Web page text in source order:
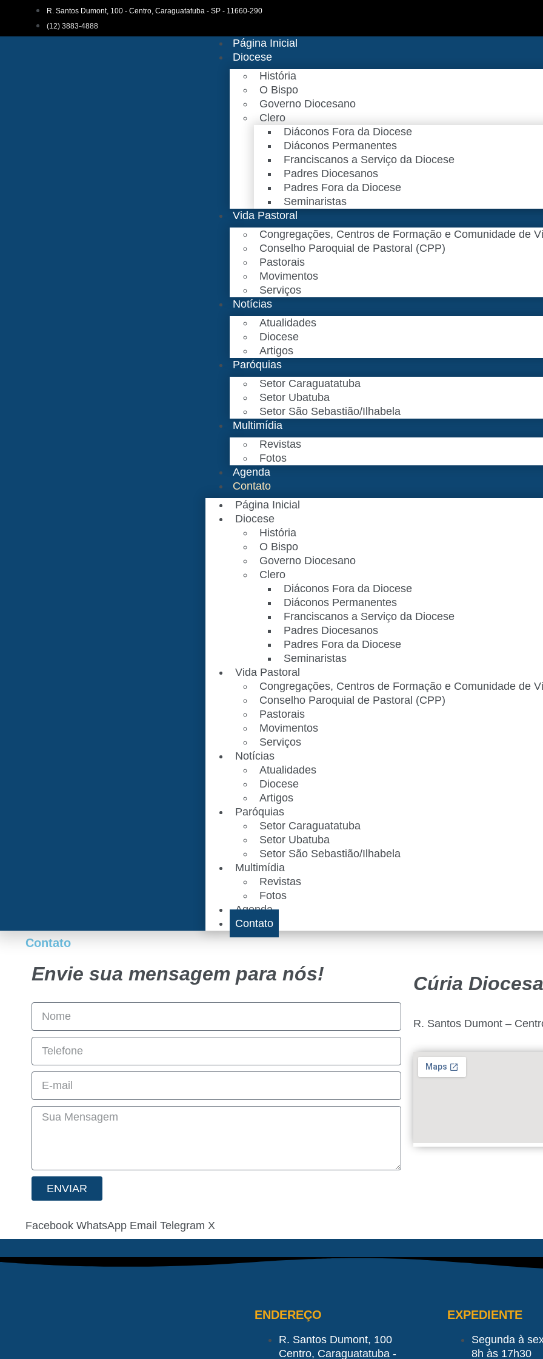
R. Santos Dumont, 100 - Centro, Caraguatatuba - SP - 11660-290
(12) 3883-4888
Página Inicial
Diocese
História
O Bispo
Governo Diocesano
Clero
Diáconos Fora da Diocese
Diáconos Permanentes
Franciscanos a Serviço da Diocese
Padres Diocesanos
Padres Fora da Diocese
Seminaristas
Vida Pastoral
Congregações, Centros de Formação e Comunidade de
Conselho Paroquial de Pastoral (CPP)​
Pastorais
Movimentos
Serviços
Notícias
Atualidades
Diocese
Artigos
Paróquias
Setor Caraguatatuba
Setor Ubatuba
Setor São Sebastião/Ilhabela
Multimídia
Revistas
Fotos
Agenda
Contato
Página Inicial
Diocese
História
O Bispo
Governo Diocesano
Clero
Diáconos Fora da Diocese
Diáconos Permanentes
Franciscanos a Serviço da Diocese
Padres Diocesanos
Padres Fora da Diocese
Seminaristas
Vida Pastoral
Congregações, Centros de Formação e Comunidade de
Conselho Paroquial de Pastoral (CPP)​
Pastorais
Movimentos
Serviços
Notícias
Atualidades
Diocese
Artigos
Paróquias
Setor Caraguatatuba
Setor Ubatuba
Setor São Sebastião/Ilhabela
Multimídia
Revistas
Fotos
Agenda
Contato
Contato
Envie sua mensagem para nós!
ENVIAR
Cúria
R. Santos Dumont –
Facebook WhatsApp Email Telegram X
ENDEREÇO
R. Santos Dumont, 100
Centro, Caraguatatuba -
EXPEDIENTE
Segunda à
8h às 17h30